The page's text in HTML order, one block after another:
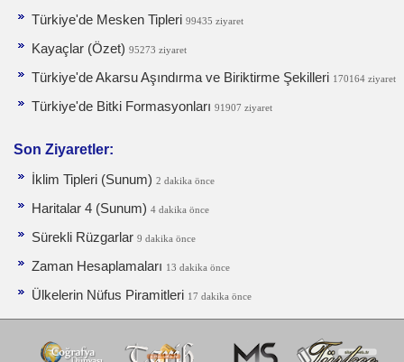
Türkiye'de Mesken Tipleri 99435 ziyaret
Kayaçlar (Özet) 95273 ziyaret
Türkiye'de Akarsu Aşındırma ve Biriktirme Şekilleri 170164 ziyaret
Türkiye'de Bitki Formasyonları 91907 ziyaret
Son Ziyaretler:
İklim Tipleri (Sunum) 2 dakika önce
Haritalar 4 (Sunum) 4 dakika önce
Sürekli Rüzgarlar 9 dakika önce
Zaman Hesaplamaları 13 dakika önce
Ülkelerin Nüfus Piramitleri 17 dakika önce